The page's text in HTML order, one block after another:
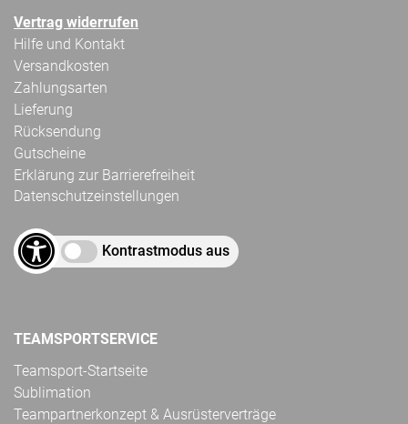
Vertrag widerrufen
Hilfe und Kontakt
Versandkosten
Zahlungsarten
Lieferung
Rücksendung
Gutscheine
Erklärung zur Barrierefreiheit
Datenschutzeinstellungen
Kontrastmodus aus
TEAMSPORTSERVICE
Teamsport-Startseite
Sublimation
Teampartnerkonzept & Ausrüsterverträge